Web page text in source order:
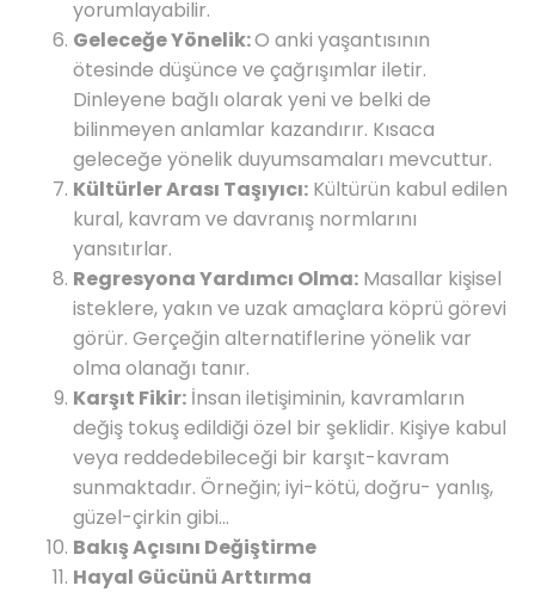
yorumlayabilir.
Geleceğe Yönelik:O anki yaşantısının
ötesinde düşünce ve çağrışımlar iletir.
Dinleyene bağlı olarak yeni ve belki de
bilinmeyen anlamlar kazandırır. Kısaca
geleceğe yönelik duyumsamaları mevcuttur.
Kültürler Arası Taşıyıcı: Kültürün kabul edilen
kural, kavram ve davranış normlarını
yansıtırlar.
Regresyona Yardımcı Olma: Masallar kişisel
isteklere, yakın ve uzak amaçlara köprü görevi
görür. Gerçeğin alternatiflerine yönelik var
olma olanağı tanır.
Karşıt Fikir: İnsan iletişiminin, kavramların
değiş tokuş edildiği özel bir şeklidir. Kişiye kabul
veya reddedebileceği bir karşıt-kavram
sunmaktadır. Örneğin; iyi-kötü, doğru- yanlış,
güzel-çirkin gibi…
Bakış Açısını Değiştirme
Hayal Gücünü Arttırma